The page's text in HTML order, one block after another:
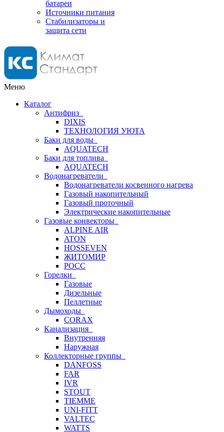
батареи
Источники питания
Стабилизаторы и
защита сети
Меню
Каталог
Антифриз
DIXIS
ТЕХНОЛОГИЯ УЮТА
Баки для воды
AQUATECH
Баки для топлива
AQUATECH
Водонагреватели
Водонагреватели косвенного нагрева
Газовый накопительный
Газовый проточный
Электрические накопительные
Газовые конвекторы
ALPINE AIR
ATON
HOSSEVEN
ЖИТОМИР
РОСС
Горелки
Газовые
Дизельные
Пеллетные
Дымоходы
CORAX
Канализация
Внутренняя
Наружная
Коллекторные группы
DANFOSS
FAR
IVR
STOUT
TIEMME
UNI-FITT
VALTEC
WATTS